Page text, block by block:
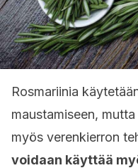
Rosmariinia
maustamiseen,
myös verenkierron
voidaan käyttää